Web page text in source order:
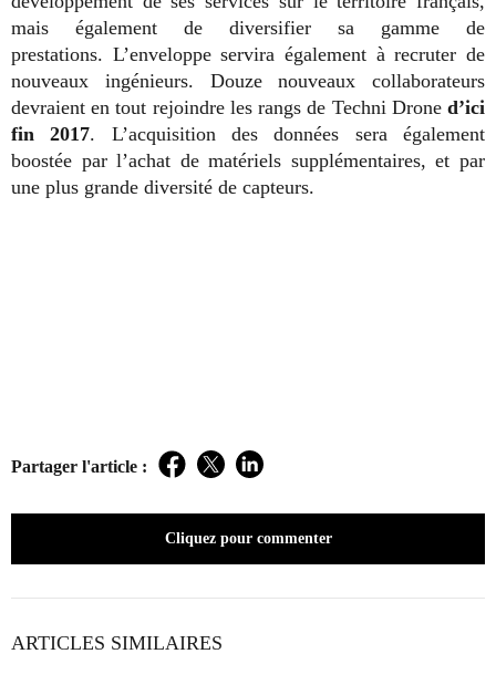
mais également de diversifier sa gamme de
prestations. L’enveloppe servira également à recruter de
nouveaux ingénieurs. Douze nouveaux collaborateurs
devraient en tout rejoindre les rangs de Techni Drone d’ici
fin 2017. L’acquisition des données sera également
boostée par l’achat de matériels supplémentaires, et par
une plus grande diversité de capteurs.
Partager l'article : Facebook
TwitterLinkedIn
Cliquez pour commenter
ARTICLES SIMILAIRES